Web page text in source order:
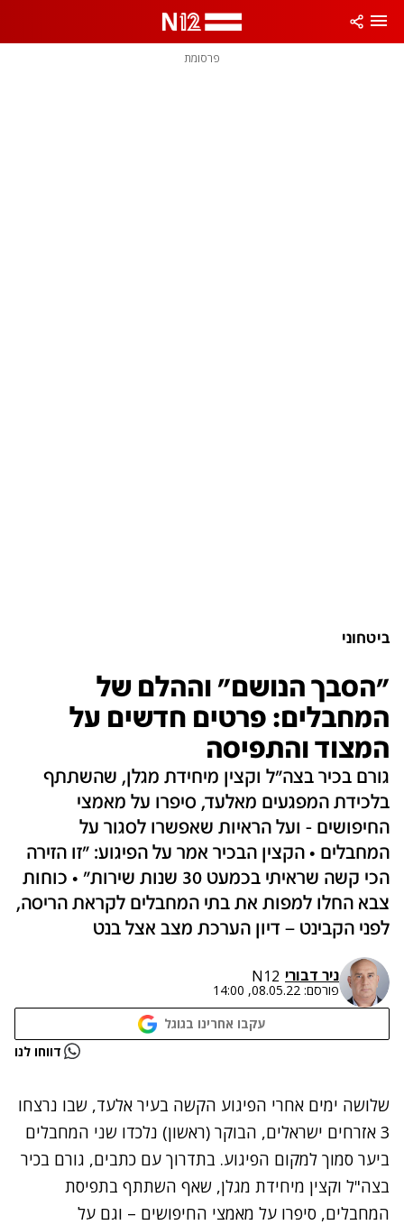
פרסומת
ביטחוני
"הסבך הנושם" וההלם של
המחבלים: פרטים חדשים על
המצוד והתפיסה
גורם בכיר בצה"ל וקצין מיחידת מגלן, שהשתתף
בלכידת המפגעים מאלעד, סיפרו על מאמצי
החיפושים - ועל הראיות שאפשרו לסגור על
המחבלים • הקצין הבכיר אמר על הפיגוע: "זו הזירה
הכי קשה שראיתי בכמעט 30 שנות שירות" • כוחות
צבא החלו למפות את בתי המחבלים לקראת הריסה,
לפני הקבינט – דיון הערכת מצב אצל בנט
ניר דבורי N12
פורסם: 08.05.22, 14:00
עקבו אחרינו בגוגל
נתקלנו בבעיה דווחו לנו
שלושה ימים אחרי הפיגוע הקשה בעיר אלעד, שבו נרצחו
3 אזרחים ישראלים, הבוקר (ראשון)
נלכדו שני המחבלים
ביער סמוך למקום הפיגוע. בתדרוך עם כתבים, גורם בכיר
בצה"ל וקצין מיחידת מגלן, שאף השתתף בתפיסת
המחבלים, סיפרו על מאמצי החיפושים – וגם על